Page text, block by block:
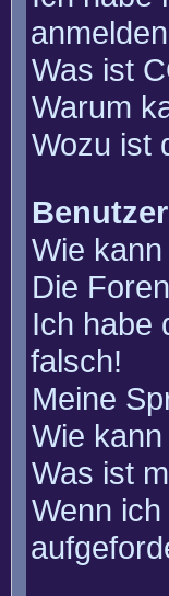
Was ist
Warum
Wozu ist
Wie
Die
Ich habe
falsch!
Meine
Wie
Was ist
Wenn